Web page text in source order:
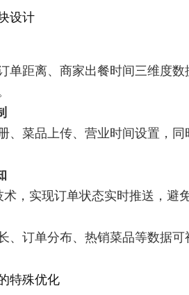
设计
单距离、商家出餐时间三维度
、菜品上传、营业时间设置，
术，实现订单状态实时推送，避
、订单分布、热销菜品等数据
特殊优化